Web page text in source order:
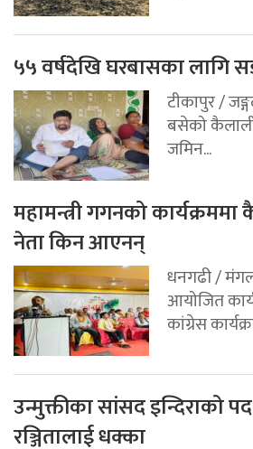
५५ वर्षदेखि घरबासका लागि
टीकापुर /
बसेको
जमिन...
महामन्त्री गगनको
नेता किन आएनन्
धनगढी /
आयोजित
कांग्रेस
उन्मुक्तीका सांसद इन्दिराको
रञ्जितालाई धक्का